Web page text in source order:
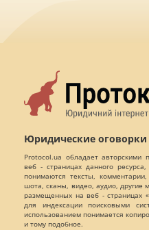
Юридические оговорки
Protocol.ua обладает
веб - страницах данного
понимаются тексты,
шота, сканы, видео, аудио, другие
размещенных на веб - страницах
для индексации поисковыми
использованием понимается
и тому подобное.